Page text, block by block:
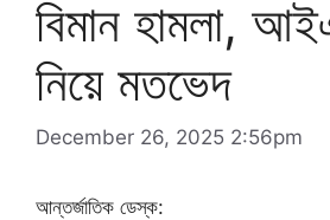
বিমান হামলা,
নিয়ে মতভেদ
December 26, 2025 2:56pm
আন্তর্জাতিক ডেস্ক: